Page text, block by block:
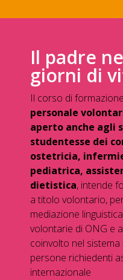
Il padre
giorni di
Il corso di
personale
aperto anche agli
studentesse dei
ostetricia,
pediatrica,
dietistica, intende
a titolo volontario,
mediazione
volontarie di ONG e
coinvolto nel
persone richiedenti
internazionale